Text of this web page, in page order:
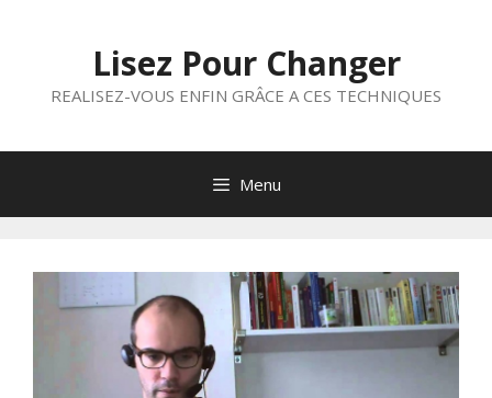
Lisez Pour Changer
REALISEZ-VOUS ENFIN GRÂCE A CES TECHNIQUES
Menu